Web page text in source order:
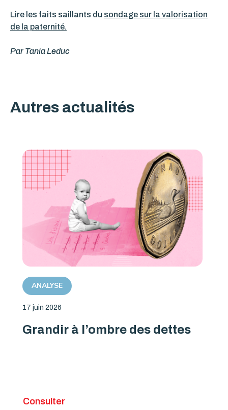
Lire les faits saillants du sondage sur la valorisation
de la paternité.
Par Tania Leduc
Autres actualités
ANALYSE
17 juin 2026
Grandir à l’ombre des dettes
Consulter